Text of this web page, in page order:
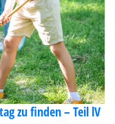
zu finden – Teil lV